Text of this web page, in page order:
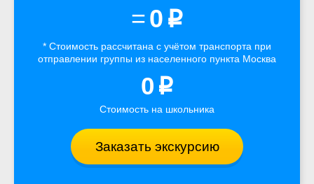
=0 p
* Стоимость рассчитана с учётом транспорта при
отправлении группы из населенного пункта Москва
0 p
Стоимость на школьника
Заказать экскурсию